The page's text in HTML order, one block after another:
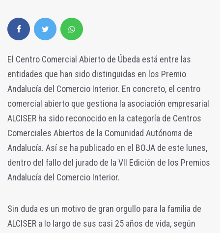
El Centro Comercial Abierto de Úbeda está entre las
entidades que han sido distinguidas en los Premio
Andalucía del Comercio Interior. En concreto, el centro
comercial abierto que gestiona la asociación empresarial
ALCISER ha sido reconocido en la categoría de Centros
Comerciales Abiertos de la Comunidad Autónoma de
Andalucía. Así se ha publicado en el BOJA de este lunes,
dentro del fallo del jurado de la VII Edición de los Premios
Andalucía del Comercio Interior.
Sin duda es un motivo de gran orgullo para la familia de
ALCISER a lo largo de sus casi 25 años de vida, según